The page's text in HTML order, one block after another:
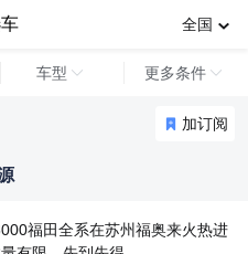
全国
车型 更多条件
加订阅
福田全系在苏州福奥来火热进